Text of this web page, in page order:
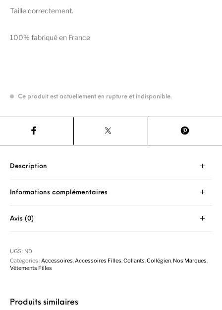
Taille correctement.
100% fabriqué en France
Ce produit est actuellement en rupture et indisponible.
Description
Informations complémentaires
Avis (0)
UGS : ND
Catégories : Accessoires Accessoires Filles ,Collants ,Collégien Nos Marques
Vêtements Filles
Produits similaires